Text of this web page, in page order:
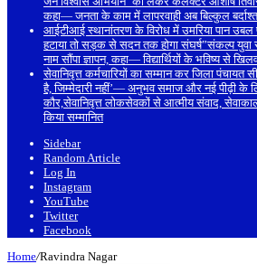
कहा— जनता के काम में लापरवाही अब बिल्कुल बर्दाश्त
आईटीआई स्थानांतरण के विरोध में उमरिया पान
हटाया तो सड़क से सदन तक होगा संघर्ष”संकल्प
नाम सौंपा ज्ञापन, कहा— विद्यार्थियों के भविष्य से
सेवानिवृत्त कर्मचारियों का सम्मान कर जिला पंचायत
है, जिम्मेदारी नहीं’— अनुभव समाज और नई पीढ़ी के
कौर,सेवानिवृत्त लोकसेवकों से आत्मीय संवाद,
किया सम्मानित
Sidebar
Random Article
Log In
Instagram
YouTube
Twitter
Facebook
Home/Ravindra Nagar